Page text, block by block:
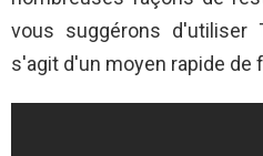
vous suggérons d'utiliser
s'agit d'un moyen rapide de